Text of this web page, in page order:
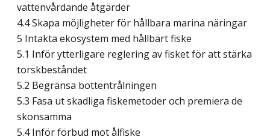
vattenvårdande åtgärder
4.4 Skapa möjligheter för hållbara marina näringar
5 Intakta ekosystem med hållbart fiske
5.1 Inför ytterligare reglering av fisket för att stärka
torskbeståndet
5.2 Begränsa bottentrålningen
5.3 Fasa ut skadliga fiskemetoder och premiera de
skonsamma
5.4 Inför förbud mot ålfiske